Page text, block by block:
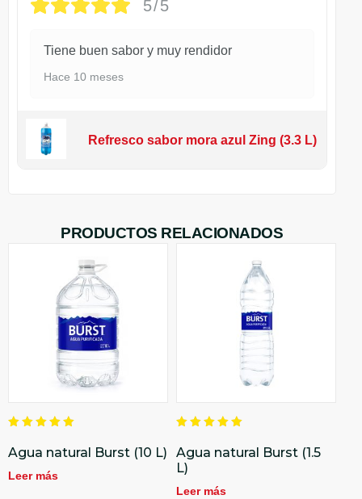
5/5
Tiene buen sabor y muy rendidor
Hace 10 meses
Refresco sabor mora azul Zing (3.3 L)
PRODUCTOS RELACIONADOS
en
5.00
Agua natural Burst (10 L)
Leer más
en
5.00
de 5
Agua natural Burst (1.5
L)
Leer más